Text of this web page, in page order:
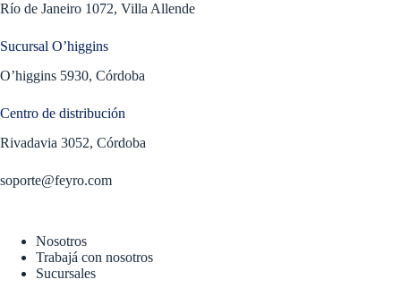
Río de Janeiro 1072, Villa Allende
Sucursal O’higgins
O’higgins 5930, Córdoba
Centro de distribución
Rivadavia 3052, Córdoba
soporte@feyro.com
Nosotros
Trabajá con nosotros
Sucursales